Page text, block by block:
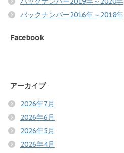
バックナンバー2016年～2018年
Facebook
アーカイブ
2026年7月
2026年6月
2026年5月
2026年4月